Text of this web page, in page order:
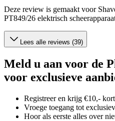
Deze review is gemaakt voor
PT849/26 elektrisch
Lees alle reviews (39)
Meld u aan voor de
voor exclusieve
Registreer en krijg €10,-
Vroege toegang tot
Hoor als eerste alles over